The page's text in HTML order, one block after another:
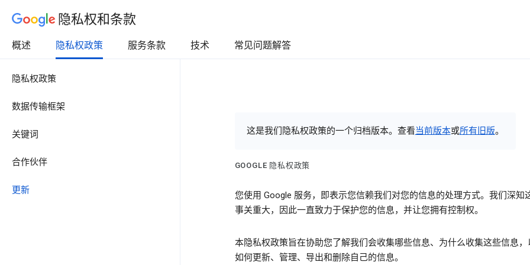
隐私权和条款
概述 隐私权政策 服务条款 技术 常见问题解答
隐私权政策
数据传输框架
关键词
合作伙伴
更新
这是我们隐私权政策的一个归档版本。查看当前版本或所有旧版。
GOOGLE 隐私权政策
您使用 Google 服务，即表示您信赖我们对您的信息的处理方式。我们深知
事关重大，因此一直致力于保护您的信息，并让您拥有控制权。
本隐私权政策旨在协助您了解我们会收集哪些信息、为什么收集这些信息，
如何更新、管理、导出和删除自己的信息。